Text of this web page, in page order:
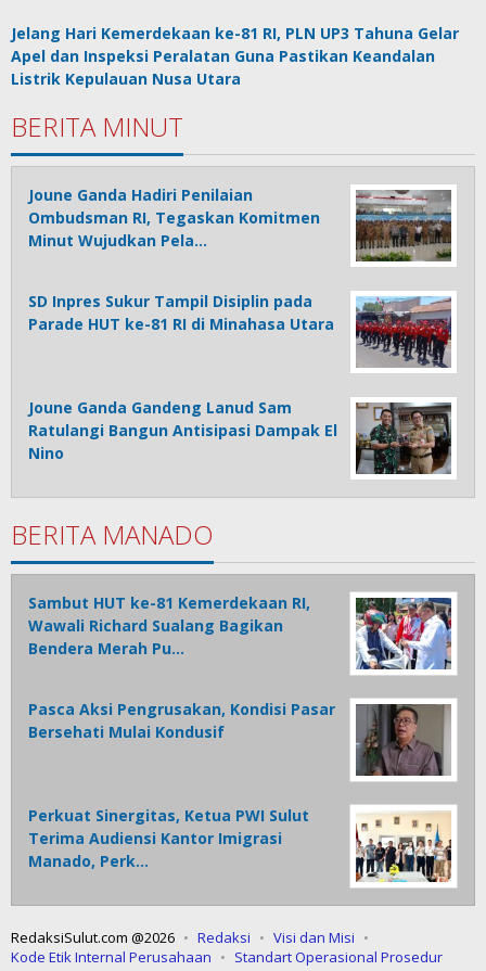
Jelang Hari Kemerdekaan ke-81 RI, PLN UP3 Tahuna Gelar
Apel dan Inspeksi Peralatan Guna Pastikan Keandalan
Listrik Kepulauan Nusa Utara
BERITA MINUT
Joune Ganda Hadiri Penilaian
Ombudsman RI, Tegaskan Komitmen
Minut Wujudkan Pela…
SD Inpres Sukur Tampil Disiplin pada
Parade HUT ke-81 RI di Minahasa Utara
Joune Ganda Gandeng Lanud Sam
Ratulangi Bangun Antisipasi Dampak El
Nino
BERITA MANADO
Sambut HUT ke-81 Kemerdekaan RI,
Wawali Richard Sualang Bagikan
Bendera Merah Pu…
Pasca Aksi Pengrusakan, Kondisi Pasar
Bersehati Mulai Kondusif
Perkuat Sinergitas, Ketua PWI Sulut
Terima Audiensi Kantor Imigrasi
Manado, Perk…
RedaksiSulut.com @2026 Redaksi
Visi dan Misi
Kode Etik Internal Perusahaan
Standart Operasional Prosedur